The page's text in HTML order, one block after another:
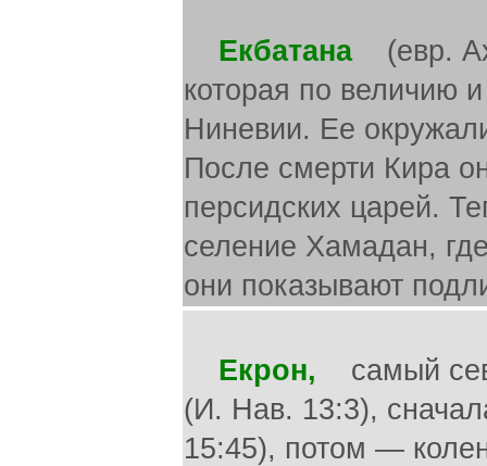
Екбатана(евр.
которая по величию
Ниневии. Ее
После смерти Кира
персидских царей.
селение Хамадан,
они показывают
Екрон, самый
(И. Нав. 13:3),
15:45), потом —